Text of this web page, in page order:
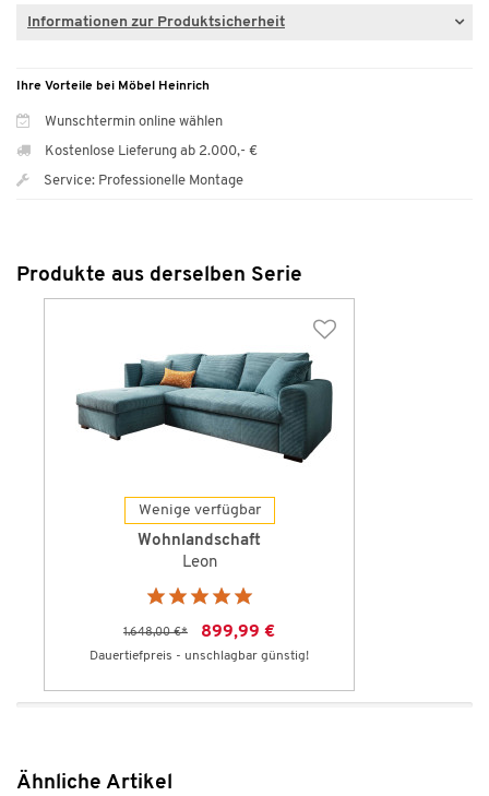
Informationen zur Produktsicherheit
Ihre Vorteile bei Möbel Heinrich
Wunschtermin online wählen
Kostenlose Lieferung ab 2.000,- €
Service: Professionelle Montage
Produkte aus derselben Serie
Wenige verfügbar
Wohnlandschaft
Leon
1.648,00 €* 899,99 €
Dauertiefpreis - unschlagbar günstig!
Ähnliche Artikel